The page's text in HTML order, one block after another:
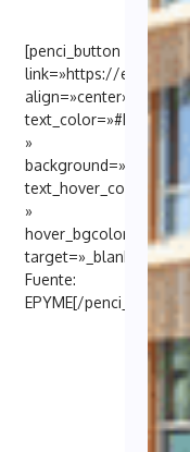
[penci_button
link=»https://
align=»center»
text_color=»#FFFFFF
»
background=»#6EB48C»
»
target=»_blank»]
Fuente:
EPYME[/penci_button]